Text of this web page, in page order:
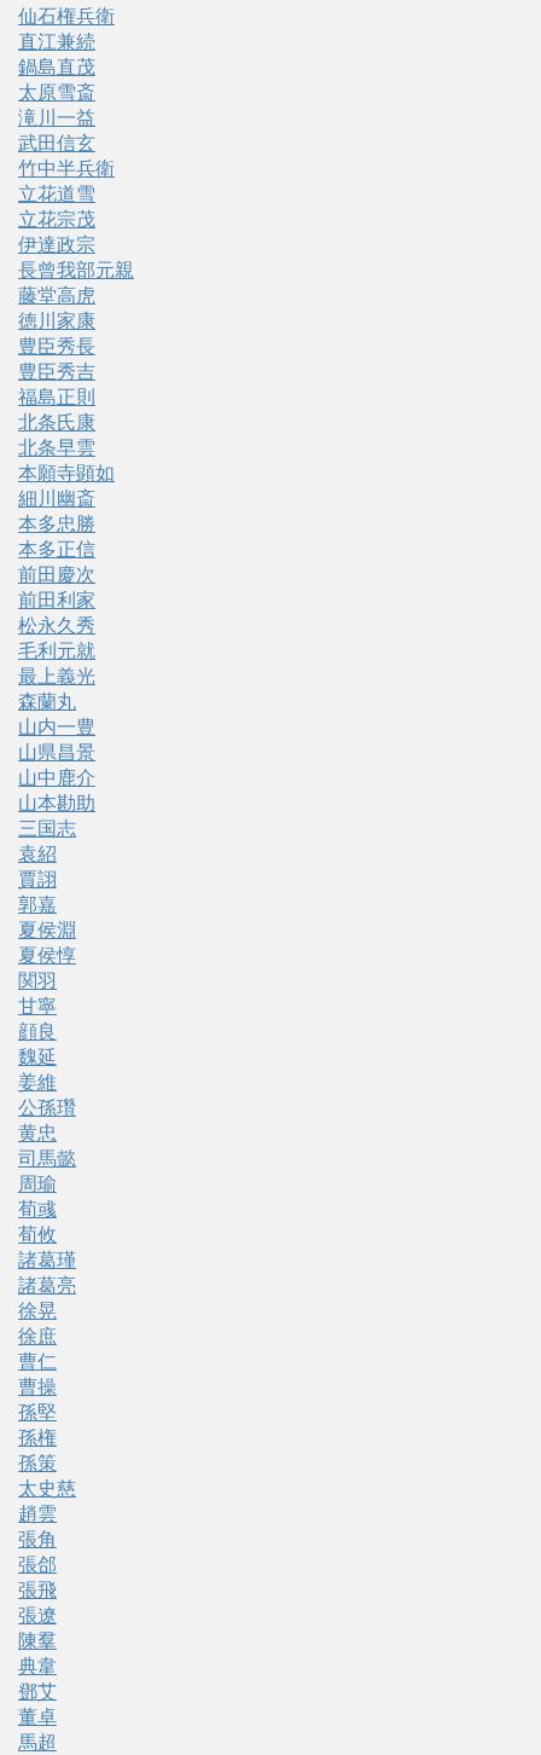
仙石権兵衛
直江兼続
鍋島直茂
太原雪斎
滝川一益
武田信玄
竹中半兵衛
立花道雪
立花宗茂
伊達政宗
長曾我部元親
藤堂高虎
徳川家康
豊臣秀長
豊臣秀吉
福島正則
北条氏康
北条早雲
本願寺顕如
細川幽斎
本多忠勝
本多正信
前田慶次
前田利家
松永久秀
毛利元就
最上義光
森蘭丸
山内一豊
山県昌景
山中鹿介
山本勘助
三国志
袁紹
賈詡
郭嘉
夏侯淵
夏侯惇
関羽
甘寧
顔良
魏延
姜維
公孫瓚
黄忠
司馬懿
周瑜
荀彧
荀攸
諸葛瑾
諸葛亮
徐晃
徐庶
曹仁
曹操
孫堅
孫権
孫策
太史慈
趙雲
張角
張郃
張飛
張遼
陳羣
典韋
鄧艾
董卓
馬超